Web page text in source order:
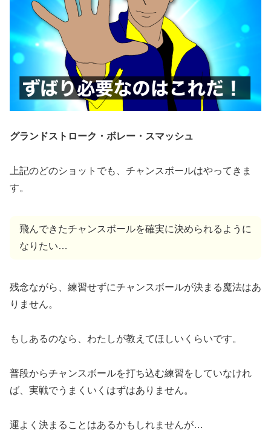
グランドストローク・ボレー・スマッシュ
上記のどのショットでも、チャンスボールはやってきま
す。
飛んできたチャンスボールを確実に決められるように
なりたい…
残念ながら、練習せずにチャンスボールが決まる魔法はあ
りません。
もしあるのなら、わたしが教えてほしいくらいです。
普段からチャンスボールを打ち込む練習をしていなけれ
ば、実戦でうまくいくはずはありません。
運よく決まることはあるかもしれませんが…